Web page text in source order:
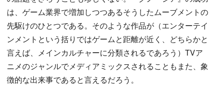
は、ゲーム業界で増加しつつあるそうしたムーブメントの
先駆けのひとつである。そのような作品が（エンターテイ
ンメントという括りではゲームと距離が近く、どちらかと
言えば、メインカルチャーに分類されるであろう）TVア
ニメのジャンルでメディアミックスされることもまた、象
徴的な出来事であると言えるだろう。